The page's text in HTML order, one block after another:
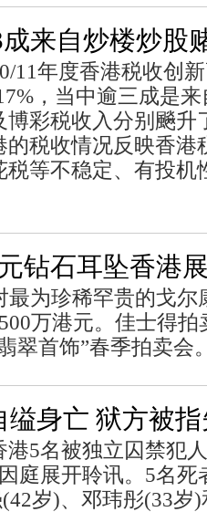
来自炒楼炒股
11年度香港税收创
，当中逾三成是
彩税收入分别飈升
税收情况反映香港
税等不稳定、有投机
钻石耳坠香港
最为珍稀罕贵的戈尔
万港元。佳士得拍
翠首饰”春季拍卖会
身亡 狱方被
5名被独立囚禁犯
庭展开聆讯。5名死
岁)、邓玮彤(33岁